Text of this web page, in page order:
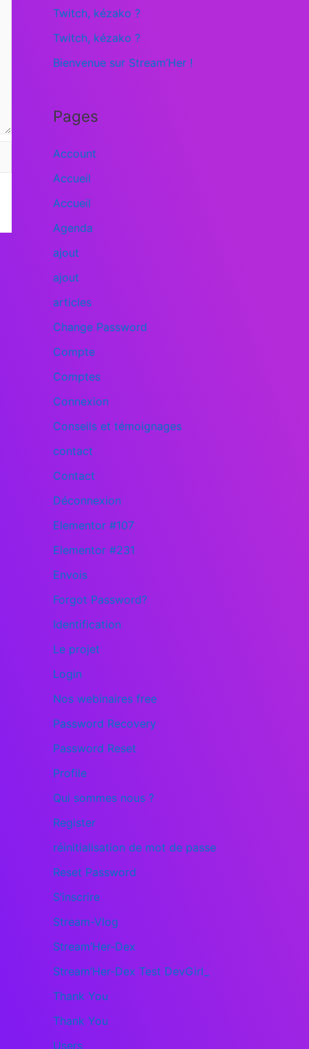
Twitch, kézako ?
Twitch, kézako ?
Bienvenue sur Stream’Her !
Pages
Account
Accueil
Accueil
Agenda
ajout
ajout
articles
Change Password
Compte
Comptes
Connexion
Conseils et témoignages
contact
Contact
Déconnexion
Elementor #107
Elementor #231
Envois
Forgot Password?
Identification
Le projet
Login
Nos webinaires free
Password Recovery
Password Reset
Profile
Qui sommes nous ?
Register
réinitialisation de mot de passe
Reset Password
S’inscrire
Stream-Vlog
Stream’Her-Dex
Stream’Her-Dex Test DevGirl_
Thank You
Thank You
Users